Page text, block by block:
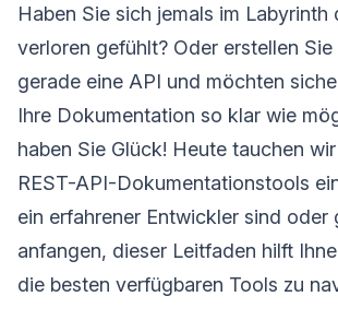
Haben Sie sich jemals im Labyrinth
verloren gefühlt? Oder erstellen
gerade eine API und möchten
Ihre Dokumentation so klar wie
haben Sie Glück! Heute tauchen
REST-API-Dokumentationstools
ein erfahrener Entwickler sind oder
anfangen, dieser Leitfaden hilft
die besten verfügbaren Tools zu